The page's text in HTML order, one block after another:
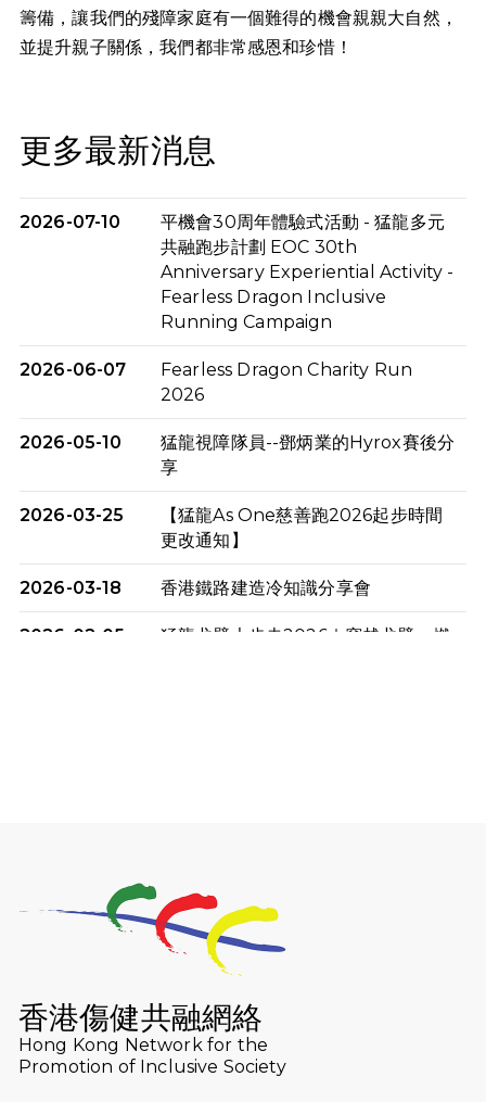
籌備，讓我們的殘障家庭有一個難得的機會親親大自然，
並提升親子關係，我們都非常感恩和珍惜！
更多最新消息
2026-07-10
平機會30周年體驗式活動 - 猛龍多元
共融跑步計劃 EOC 30th
Anniversary Experiential Activity -
Fearless Dragon Inclusive
Running Campaign
2026-06-07
Fearless Dragon Charity Run
2026
2026-05-10
猛龍視障隊員--鄧炳業的Hyrox賽後分
享
2026-03-25
【猛龍As One慈善跑2026起步時間
更改通知】
2026-03-18 香港鐵路建造冷知識分享會
2026-02-05
猛龍戈壁大步走2026｜穿越戈壁．燃
2025-09-08 渣打香港馬拉松2026 慈善計劃
Lockton Fearless Dragon Trail
Run 2025
2025-08-07 諾德 x 猛龍慈善共融音樂夜2025
香港傷健共融網絡
Hong Kong Network for the
Promotion of Inclusive Society